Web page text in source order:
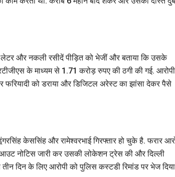
और नकली रसीदें पीड़ित को भेजीं और बताया कि उसके
के माध्यम से 1.71 करोड़ रुपए की ठगी की गई.
को डराया और डिजिटल अरेस्ट का झांसा देकर पैसे
केससिंह और रामेश्वरभाई गिरफ्तार हो चुके है. फरार
नोटिस जारी कर उसकी लोकेशन ट्रेस की और दिल्ली
दिन के लिए आरोपी को पुलिस कस्टडी रिमांड पर भेज दिया